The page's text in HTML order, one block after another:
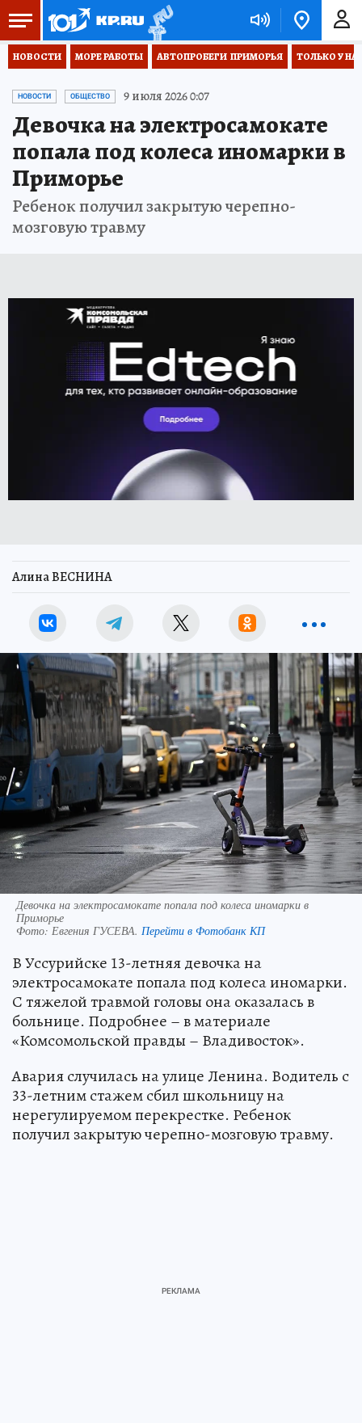
НОВОСТИ МОРЕ РАБОТЫ АВТОПРОБЕГИ  ПРИМОРЬЯ ТОЛЬКО У
НОВОСТИ ОБЩЕСТВО 9 июля 2026 0:07
Девочка на электросамокате
попала под колеса иномарки в
Приморье
Ребенок получил закрытую черепно-
мозговую травму
Алина ВЕСНИНА
Девочка на электросамокате попала под колеса иномарки в
Приморье
Фото: Евгения ГУСЕВА. Перейти в Фотобанк КП
В Уссурийске 13-летняя девочка на
электросамокате попала под колеса иномарки.
С тяжелой травмой головы она оказалась в
больнице. Подробнее – в материале
«Комсомольской правды – Владивосток».
Авария случилась на улице Ленина. Водитель с
33-летним стажем сбил школьницу на
нерегулируемом перекрестке. Ребенок
получил закрытую черепно-мозговую травму.